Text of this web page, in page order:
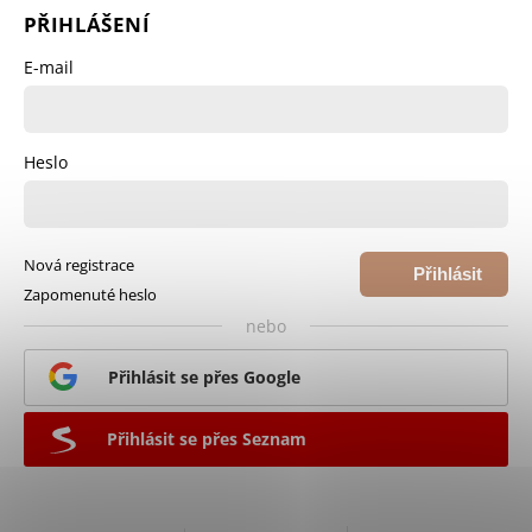
PŘIHLÁŠENÍ
E-mail
Heslo
Přihlásit
Nová registrace
Zapomenuté heslo
nebo
Přihlásit se přes Google
Přihlásit se přes Seznam